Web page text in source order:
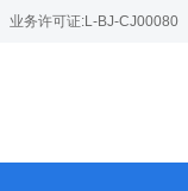
业务许可证:L-BJ-CJ00080